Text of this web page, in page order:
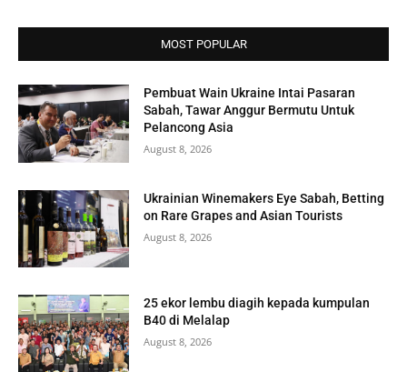
MOST POPULAR
Pembuat Wain Ukraine Intai Pasaran
Sabah, Tawar Anggur Bermutu Untuk
Pelancong Asia
August 8, 2026
Ukrainian Winemakers Eye Sabah, Betting
on Rare Grapes and Asian Tourists
August 8, 2026
25 ekor lembu diagih kepada kumpulan
B40 di Melalap
August 8, 2026